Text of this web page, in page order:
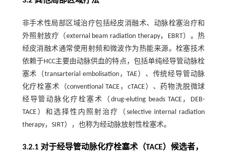
非手术性局部区域治疗包括经皮消融术、动脉栓塞治疗和
外照射放疗（external beam radiation therapy，EBRT）。热
经皮消融术通常使用射频和微波作为热能来源。栓塞技术
依赖于HCC主要由动脉供血的特点，包括单纯经导管动脉栓
塞术（transarterial embolisation，TAE）、传统经导管动脉
化疗栓塞术（conventional TACE，cTACE）、药物洗脱微球
经导管动脉化疗栓塞术（drug-eluting beads TACE，DEB-
TACE）和选择性内照射治疗（selective internal radiation
therapy，SIRT），也称为经动脉放射性栓塞术。
3.2.1 对于经导管动脉化疗栓塞术（TACE）候选者，